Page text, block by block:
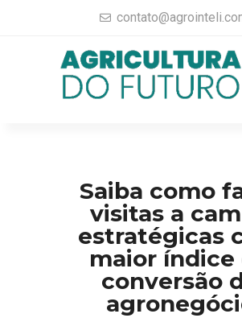
Saiba como
visitas a
estratégicas
maior índice
conversão